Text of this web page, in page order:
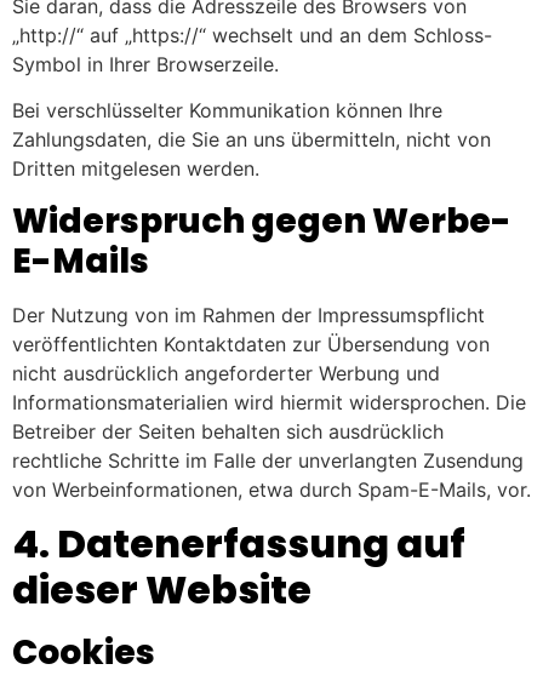
Sie daran, dass die Adresszeile des Browsers von
„http://“ auf „https://“ wechselt und an dem Schloss-
Symbol in Ihrer Browserzeile.
Bei verschlüsselter Kommunikation können Ihre
Zahlungsdaten, die Sie an uns übermitteln, nicht von
Dritten mitgelesen werden.
Widerspruch gegen Werbe-
E-Mails
Der Nutzung von im Rahmen der Impressumspflicht
veröffentlichten Kontaktdaten zur Übersendung von
nicht ausdrücklich angeforderter Werbung und
Informationsmaterialien wird hiermit widersprochen. Die
Betreiber der Seiten behalten sich ausdrücklich
rechtliche Schritte im Falle der unverlangten Zusendung
von Werbeinformationen, etwa durch Spam-E-Mails, vor.
4. Datenerfassung auf
dieser Website
Cookies